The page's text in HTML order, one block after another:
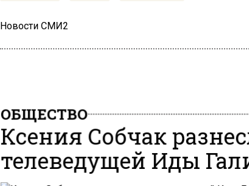
Новости СМИ2
ОБЩЕСТВО
Ксения Собчак
телеведущей Иды